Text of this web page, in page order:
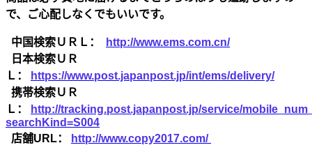
で、ご心配しなくでもいいです。
中国検索ＵＲＬ：
http://www.ems.com.cn/
日本検索ＵＲ
Ｌ：
https://www.post.japanpost.jp/int/ems/delivery/
携帯検索ＵＲ
Ｌ：
http://tracking.post.japanpost.jp/service/
searchKind=S004
店舗URL：
http://www.copy2017.com/